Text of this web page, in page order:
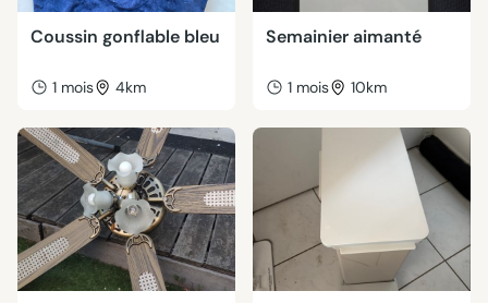
Coussin gonflable bleu
1 mois 4km
Semainier aimanté
1 mois 10km